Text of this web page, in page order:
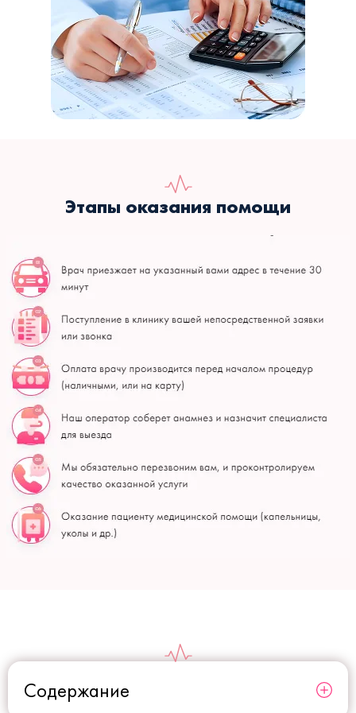
Этапы оказания помощи
Содержание